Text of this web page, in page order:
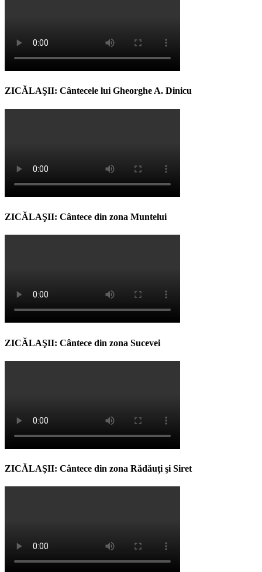
ZICĂLAŞII: Cântecele lui Gheorghe A. Dinicu
ZICĂLAŞII: Cântece din zona Muntelui
ZICĂLAŞII: Cântece din zona Sucevei
ZICĂLAŞII: Cântece din zona Rădăuţi şi Siret